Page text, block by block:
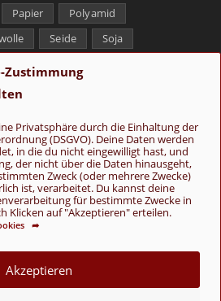
Zustimmung
Privatsphäre durch die Einhaltung der
(DSGVO). Deine Daten werden
in die du nicht eingewilligt hast, und
der nicht über die Daten hinausgeht,
Zweck (oder mehrere Zwecke)
ist, verarbeitet. Du kannst deine
für bestimmte Zwecke in
Klicken auf "Akzeptieren" erteilen.
➦
Akzeptieren
Papier
Polyamid
Seide
Soja
2026 - Wolle & Schönes